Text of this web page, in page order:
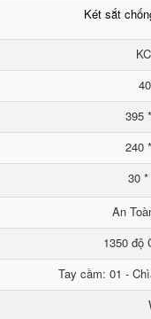
Két sắt
395
240
30
An
1350 độ
Tay cầm: 01 -